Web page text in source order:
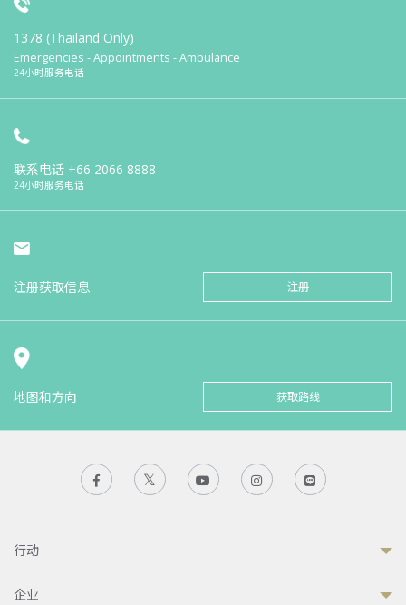
1378 (Thailand Only)
Emergencies - Appointments - Ambulance
24小时服务电话
联系电话 +66 2066 8888
24小时服务电话
注册获取信息 注册
地图和方向 获取路线
行动
企业